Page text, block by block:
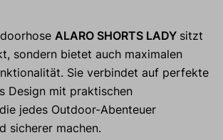
ALARO SHORTS LADY sitzt
sondern bietet auch maximalen
Sie verbindet auf perfekte
Design mit praktischen
jedes Outdoor-Abenteuer
sicherer machen.